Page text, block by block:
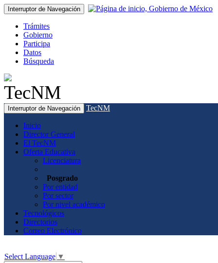
Interruptor de Navegación
Trámites
Gobierno
Participa
Datos
Búsqueda
Interruptor de Navegación TecNM
Inicio
Director General
El TecNM
Oferta Educativa
Licenciatura
Posgrado
Por entidad
Por sector
Por nivel académico
Tecnológicos
Directorios
Correo Electrónico
Select Language ▼